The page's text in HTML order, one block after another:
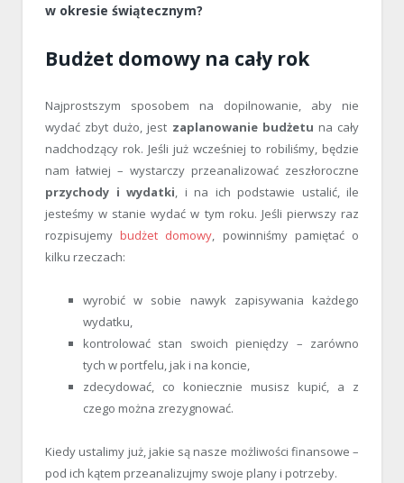
w okresie świątecznym?
Budżet domowy na cały rok
Najprostszym sposobem na dopilnowanie, aby nie
wydać zbyt dużo, jest zaplanowanie budżetu na cały
nadchodzący rok. Jeśli już wcześniej to robiliśmy, będzie
nam łatwiej – wystarczy przeanalizować zeszłoroczne
przychody i wydatki, i na ich podstawie ustalić, ile
jesteśmy w stanie wydać w tym roku. Jeśli pierwszy raz
rozpisujemybudżet domowy, powinniśmy pamiętać o
kilku rzeczach:
wyrobić w sobie nawyk zapisywania każdego
wydatku,
kontrolować stan swoich pieniędzy – zarówno
tych w portfelu, jak i na koncie,
zdecydować, co koniecznie musisz kupić, a z
czego można zrezygnować.
Kiedy ustalimy już, jakie są nasze możliwości finansowe –
pod ich kątem przeanalizujmy swoje plany i potrzeby.